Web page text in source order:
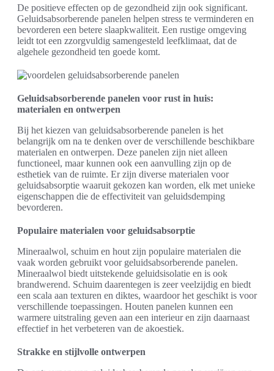
De positieve effecten op de gezondheid zijn ook significant.
Geluidsabsorberende panelen helpen stress te verminderen en
bevorderen een betere slaapkwaliteit. Een rustige omgeving
leidt tot een zzorgvuldig samengesteld leefklimaat, dat de
algehele gezondheid ten goede komt.
Geluidsabsorberende panelen voor rust in huis:
materialen en ontwerpen
Bij het kiezen van geluidsabsorberende panelen is het
belangrijk om na te denken over de verschillende beschikbare
materialen en ontwerpen. Deze panelen zijn niet alleen
functioneel, maar kunnen ook een aanvulling zijn op de
esthetiek van de ruimte. Er zijn diverse materialen voor
geluidsabsorptie waaruit gekozen kan worden, elk met unieke
eigenschappen die de effectiviteit van geluidsdemping
bevorderen.
Populaire materialen voor geluidsabsorptie
Mineraalwol, schuim en hout zijn populaire materialen die
vaak worden gebruikt voor geluidsabsorberende panelen.
Mineraalwol biedt uitstekende geluidsisolatie en is ook
brandwerend. Schuim daarentegen is zeer veelzijdig en biedt
een scala aan texturen en diktes, waardoor het geschikt is voor
verschillende toepassingen. Houten panelen kunnen een
warmere uitstraling geven aan een interieur en zijn daarnaast
effectief in het verbeteren van de akoestiek.
Strakke en stijlvolle ontwerpen